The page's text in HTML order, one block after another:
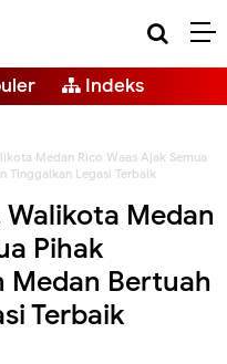
Indeks
Medan Rico Waas Ajak Semua
Tinggalkan Legasi Terbaik
Walikota Medan
Pihak
Medan Bertuah
Terbaik